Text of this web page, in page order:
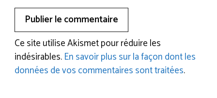
Ce site utilise Akismet pour réduire les
indésirables.En savoir plus sur la façon dont les
données de vos commentaires sont traitées.